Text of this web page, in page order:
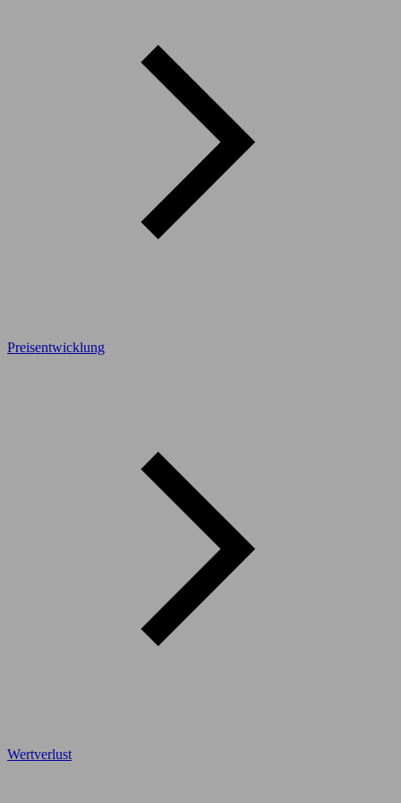
Preisentwicklung
Wertverlust